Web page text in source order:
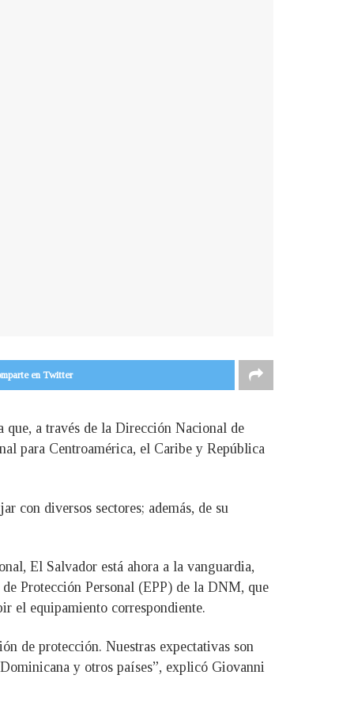
en Twitter
a través de la Dirección Nacional de
para Centroamérica, el Caribe y República
con diversos sectores; además, de su
El Salvador está ahora a la vanguardia,
Protección Personal (EPP) de la DNM, que
el equipamiento correspondiente.
de protección. Nuestras expectativas son
y otros países”, explicó Giovanni